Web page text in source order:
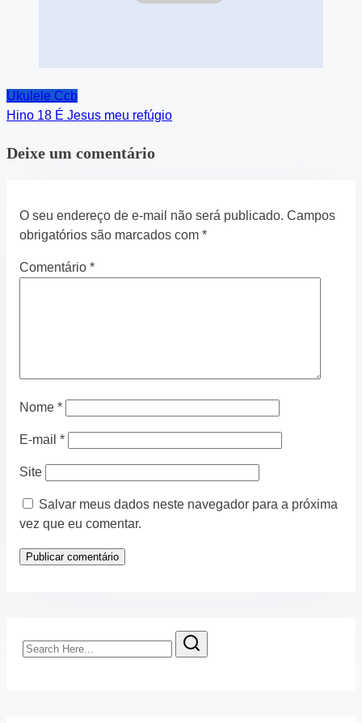
Ukulele Ccb
Hino 18 É Jesus meu refúgio
Deixe um comentário
O seu endereço de e-mail não será publicado. Campos
obrigatórios são marcados com *
Comentário *
Nome *
E-mail *
Site
Salvar meus dados neste navegador para a próxima
vez que eu comentar.
Search
Here...